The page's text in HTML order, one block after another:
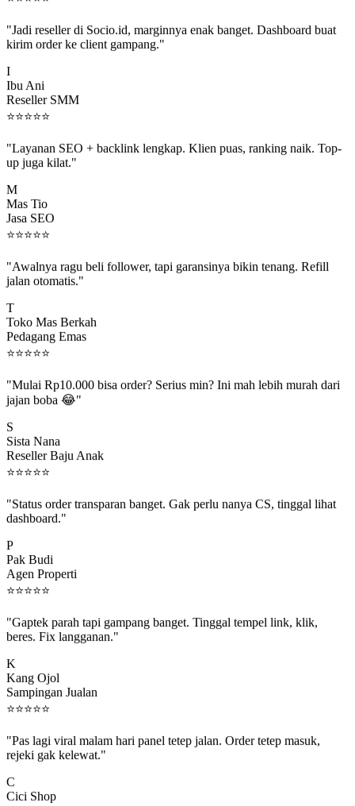
kirim order ke client gampang."
Ibu Ani
Reseller SMM
⭐⭐⭐⭐⭐
up juga kilat."
Mas Tio
Jasa SEO
⭐⭐⭐⭐⭐
jalan otomatis."
Toko Mas Berkah
Pedagang Emas
⭐⭐⭐⭐⭐
jajan boba 😂"
Sista Nana
Reseller Baju Anak
⭐⭐⭐⭐⭐
dashboard."
Pak Budi
Agen Properti
⭐⭐⭐⭐⭐
beres. Fix langganan."
Kang Ojol
Sampingan Jualan
⭐⭐⭐⭐⭐
rejeki gak kelewat."
Cici Shop
Importir